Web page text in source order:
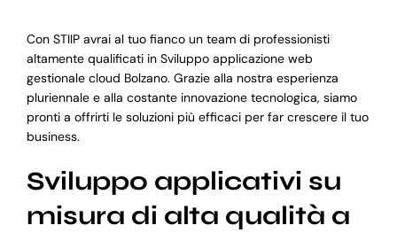
Con STIIP avrai al tuo fianco un team di professionisti
altamente qualificati in Sviluppo applicazione web
gestionale cloud Bolzano. Grazie alla nostra esperienza
pluriennale e alla costante innovazione tecnologica, siamo
pronti a offrirti le soluzioni più efficaci per far crescere il tuo
business.
Sviluppo applicativi su
misura di alta qualità a